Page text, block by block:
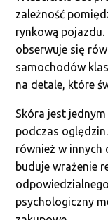
zależność
rynkową pojazdu.
obserwuje się
samochodów
na detale, które
Skóra jest
podczas
również w innych
buduje wrażenie
psychologiczny